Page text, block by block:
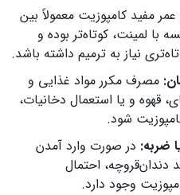
عمر مفید کامپوزیت معمولاً بین
با لمینت، کوتاه‌تر بوده و
نیاز به ترمیم داشته باشد.
مصرف مکرر مواد غذایی و
قهوه و یا استعمال دخانیات،
شود.
ضربه: در صورت وارد آمدن
دندان‌قروچه، احتمال
وجود دارد.